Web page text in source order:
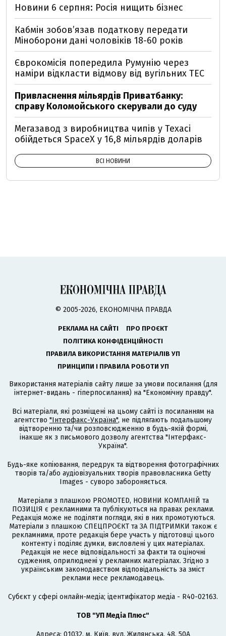
Новини 6 серпня: Росія нищить бізнес
Кабмін зобовʼязав податкову передати
Міноборони дані чоловіків 18-60 років
Єврокомісія попередила Румунію через
наміри відкласти відмову від вугільних ТЕС
Привласнення мільярдів Приватбанку:
справу Коломойського скерували до суду
Мегазавод з виробництва чипів у Техасі
обійдеться SpaceX у 16,8 мільярдів доларів
ВСІ НОВИНИ
© 2005-2026, ЕКОНОМІЧНА ПРАВДА
РЕКЛАМА НА САЙТІ
ПРО ПРОЄКТ
ПОЛІТИКА КОНФІДЕНЦІЙНОСТІ
ПРАВИЛА ВИКОРИСТАННЯ МАТЕРІАЛІВ УП
ПРИНЦИПИ І ПРАВИЛА РОБОТИ УП
Використання матеріалів сайту лише за умови посилання (для
інтернет-видань - гіперпосилання) на "Економічну правду".
Всі матеріали, які розміщені на цьому сайті із посиланням на
агентство "Інтерфакс-Україна", не підлягають подальшому
відтворенню та/чи розповсюдженню в будь-якій формі,
інакше як з письмового дозволу агентства "Інтерфакс-
Україна".
Будь-яке копіювання, передрук та відтворення фотографічних
творів та/або аудіовізуальних творів правовласника Getty
Images - суворо забороняється.
Матеріали з плашкою PROMOTED, НОВИНИ КОМПАНІЙ та
ПОЗИЦІЯ є рекламними та публікуються на правах реклами.
Редакція може не поділяти погляди, які в них промотуються.
Матеріали з плашкою СПЕЦПРОЄКТ та ЗА ПІДТРИМКИ також є
рекламними, проте редакція бере участь у підготовці цього
контенту і поділяє думки, висловлені у цих матеріалах.
Редакція не несе відповідальності за факти та оціночні
судження, оприлюднені у рекламних матеріалах. Згідно з
українським законодавством відповідальність за зміст
реклами несе рекламодавець.
Cубєкт у сфері онлайн-медіа; ідентифікатор медіа - R40-02163.
ТОВ "УП Медіа Плюс"
Адреса: 01032, м. Київ, вул. Жилянська, 48, 50А